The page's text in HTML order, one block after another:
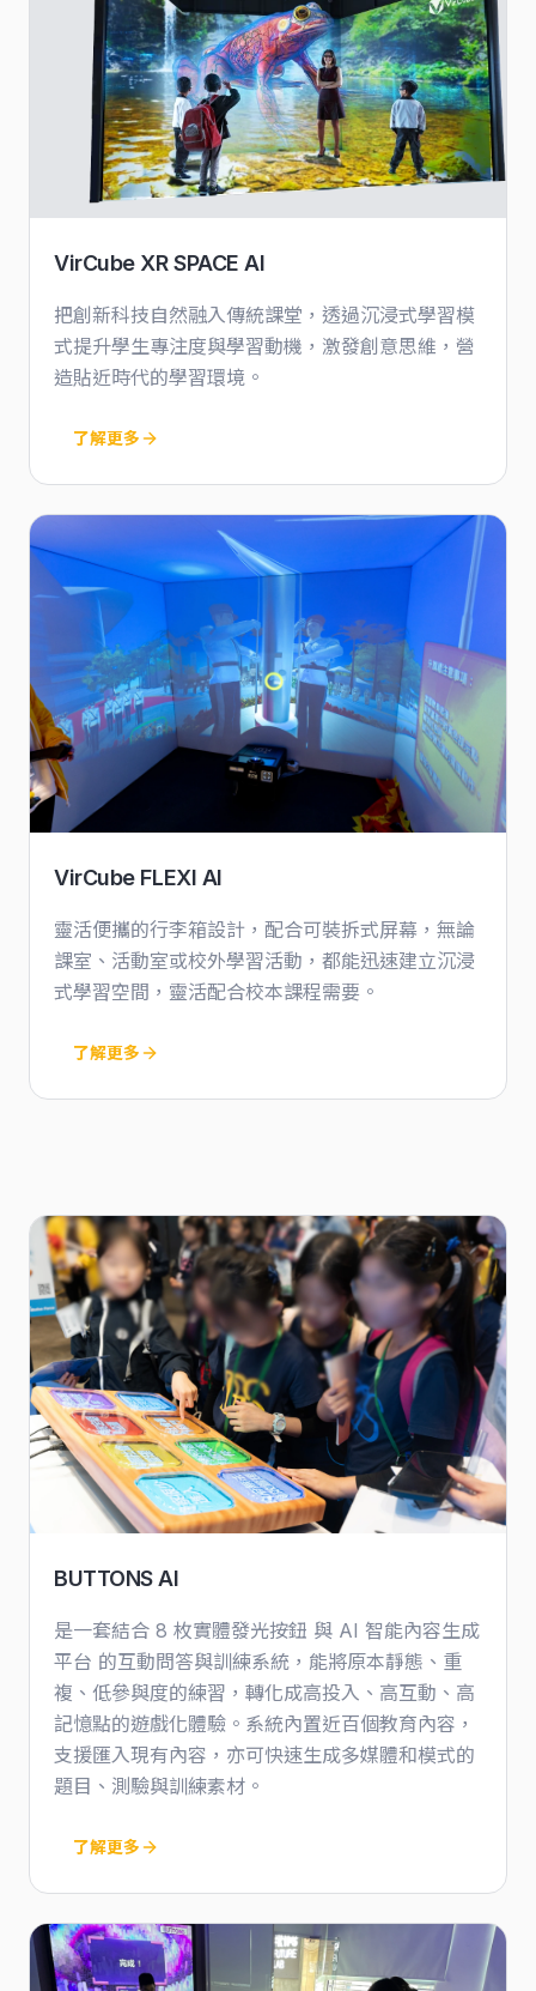
VirCube XR SPACE AI
把創新科技自然融入傳統課堂，透過沉浸式學習模
式提升學生專注度與學習動機，激發創意思維，營
造貼近時代的學習環境。
了解更多
VirCube FLEXI AI
靈活便攜的行李箱設計，配合可裝拆式屏幕，無論
課室、活動室或校外學習活動，都能迅速建立沉浸
式學習空間，靈活配合校本課程需要。
了解更多
BUTTONS AI
是一套結合 8 枚實體發光按鈕 與 AI 智能內容生成
平台 的互動問答與訓練系統，能將原本靜態、重
複、低參與度的練習，轉化成高投入、高互動、高
記憶點的遊戲化體驗。系統內置近百個教育內容，
支援匯入現有內容，亦可快速生成多媒體和模式的
題目、測驗與訓練素材。
了解更多